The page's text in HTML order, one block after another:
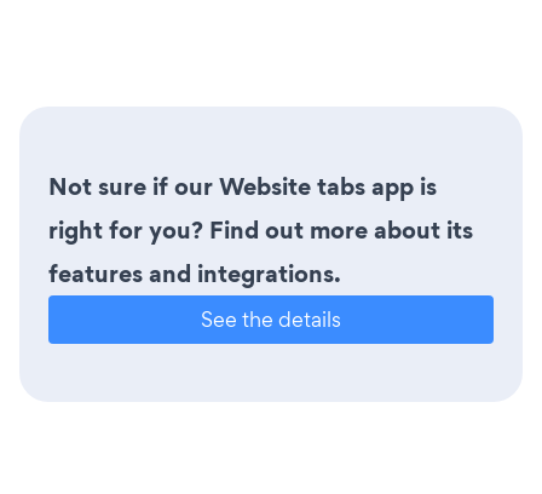
Not sure if our Website tabs app is
right for you? Find out more about its
features and integrations.
See the details